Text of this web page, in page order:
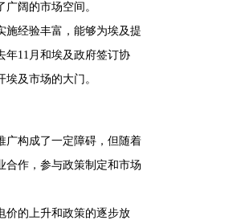
阔的市场空间。
施经验丰富，能够为埃及提
年11月和埃及政府签订协
及市场的大门。
广构成了一定障碍，但随着
合作，参与政策制定和市场
价的上升和政策的逐步放